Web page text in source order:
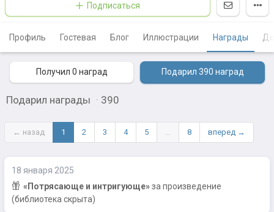
Подписаться
Профиль Гостевая Блог Иллюстрации Награды
Получил 0 наград Подарил 390 наград
Подарил награды · 390
← назад 1 2 3 4 5 … 8 вперед →
18 января 2025
«Потрясающе и интригующе»за произведение
(библиотека скрыта)